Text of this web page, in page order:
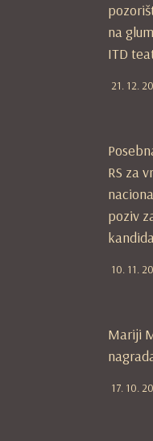
na
ITD
21. 12.
RS za
poziv
10. 11.
Mariji
17. 10.